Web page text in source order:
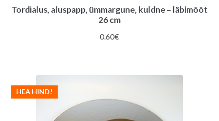
Tordialus, aluspapp, ümmargune, kuldne – läbimõõt
26 cm
0.60€
HEA HIND!